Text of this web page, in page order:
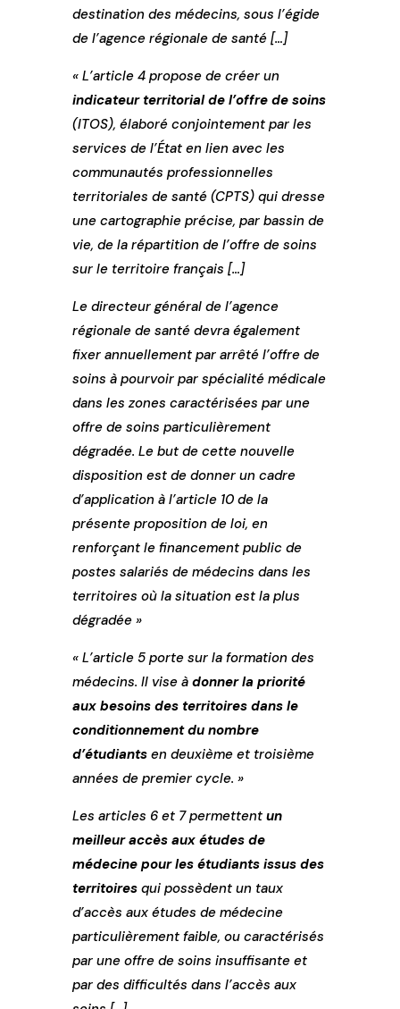
destination des médecins, sous l’égide
de l’agence régionale de santé […]
« L’article 4 propose de créer un
indicateur territorial de l’offre de soins
(ITOS), élaboré conjointement par les
services de l’État en lien avec les
communautés professionnelles
territoriales de santé (CPTS) qui dresse
une cartographie précise, par bassin de
vie, de la répartition de l’offre de soins
sur le territoire français […]
Le directeur général de l’agence
régionale de santé devra également
fixer annuellement par arrêté l’offre de
soins à pourvoir par spécialité médicale
dans les zones caractérisées par une
offre de soins particulièrement
dégradée. Le but de cette nouvelle
disposition est de donner un cadre
d’application à l’article 10 de la
présente proposition de loi, en
renforçant le financement public de
postes salariés de médecins dans les
territoires où la situation est la plus
dégradée »
« L’article 5 porte sur la formation des
médecins. Il vise à donner la priorité
aux besoins des territoires dans le
conditionnement du nombre
d’étudiantsen deuxième et troisième
années de premier cycle. »
Les articles 6 et 7 permettent un
meilleur accès aux études de
médecine pour les étudiants issus des
territoiresqui possèdent un taux
d’accès aux études de médecine
particulièrement faible, ou caractérisés
par une offre de soins insuffisante et
par des difficultés dans l’accès aux